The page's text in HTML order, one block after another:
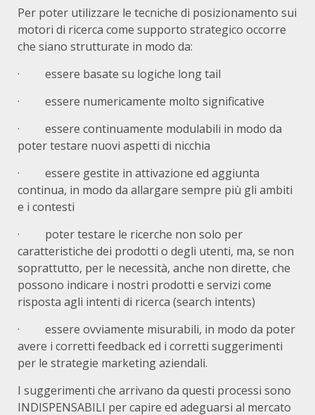
Per poter utilizzare le tecniche di posizionamento sui
motori di ricerca come supporto strategico occorre
che siano strutturate in modo da:
· essere basate su logiche long tail
· essere numericamente molto significative
· essere continuamente modulabili in modo da
poter testare nuovi aspetti di nicchia
· essere gestite in attivazione ed aggiunta
continua, in modo da allargare sempre più gli ambiti
e i contesti
· poter testare le ricerche non solo per
caratteristiche dei prodotti o degli utenti, ma, se non
soprattutto, per le necessità, anche non dirette, che
possono indicare i nostri prodotti e servizi come
risposta agli intenti di ricerca (search intents)
· essere ovviamente misurabili, in modo da poter
avere i corretti feedback ed i corretti suggerimenti
per le strategie marketing aziendali.
I suggerimenti che arrivano da questi processi sono
INDISPENSABILI per capire ed adeguarsi al mercato